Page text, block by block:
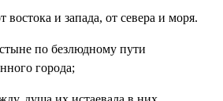
востока и запада, от севера и моря.
по безлюдному пути
города;